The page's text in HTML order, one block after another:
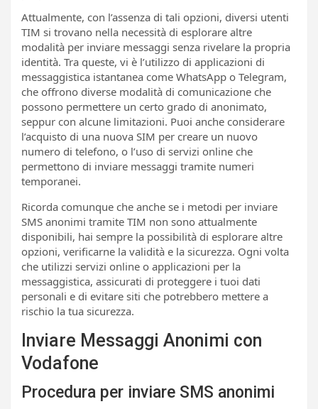
Attualmente, con l’assenza di tali opzioni, diversi utenti
TIM si trovano nella necessità di esplorare altre
modalità per inviare messaggi senza rivelare la propria
identità. Tra queste, vi è l’utilizzo di applicazioni di
messaggistica istantanea come WhatsApp o Telegram,
che offrono diverse modalità di comunicazione che
possono permettere un certo grado di anonimato,
seppur con alcune limitazioni. Puoi anche considerare
l’acquisto di una nuova SIM per creare un nuovo
numero di telefono, o l’uso di servizi online che
permettono di inviare messaggi tramite numeri
temporanei.
Ricorda comunque che anche se i metodi per inviare
SMS anonimi tramite TIM non sono attualmente
disponibili, hai sempre la possibilità di esplorare altre
opzioni, verificarne la validità e la sicurezza. Ogni volta
che utilizzi servizi online o applicazioni per la
messaggistica, assicurati di proteggere i tuoi dati
personali e di evitare siti che potrebbero mettere a
rischio la tua sicurezza.
Inviare Messaggi Anonimi con
Vodafone
Procedura per inviare SMS anonimi